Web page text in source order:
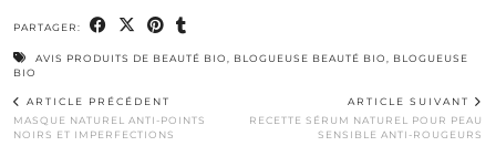
PARTAGER:
AVIS PRODUITS DE BEAUTÉ BIO BLOGUEUSE BEAUTÉ BIO
BLOGUEUSE
BIO
ARTICLE PRÉCÉDENT
MASQUE NATUREL ANTI-POINTS
NOIRS ET IMPERFECTIONS
ARTICLE SUIVANT
RECETTE SÉRUM NATUREL POUR PEAU
SENSIBLE ANTI-ROUGEURS